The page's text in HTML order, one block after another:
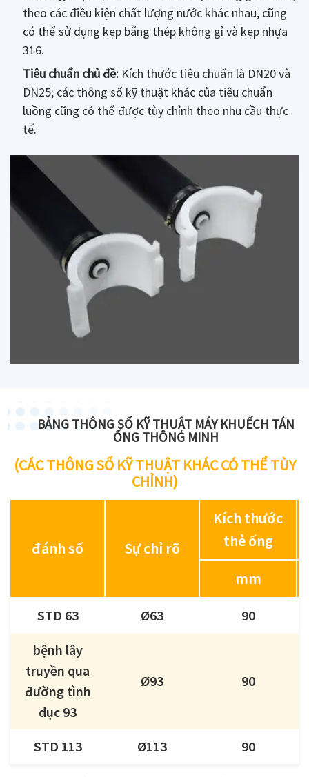
theo các điều kiện chất lượng nước khác nhau, cũng
có thể sử dụng kẹp bằng thép không gỉ và kẹp nhựa
316.
Tiêu chuẩn chủ đề: Kích thước tiêu chuẩn là DN20 và
DN25; các thông số kỹ thuật khác của tiêu chuẩn
luồng cũng có thể được tùy chỉnh theo nhu cầu thực
tế.
BẢNG THÔNG SỐ KỸ THUẬT MÁY KHUẾCH TÁN
ỐNG THÔNG MINH
(CÁC THÔNG SỐ KỸ THUẬT KHÁC CÓ THỂ TÙY
CHỈNH)
đánh số Sự chỉ rõ
Kích thước
thẻ ống
mm
STD 63 Ø63
90
bệnh lây
truyền qua
đường tình
dục 93
Ø93 90
STD 113 Ø113 90